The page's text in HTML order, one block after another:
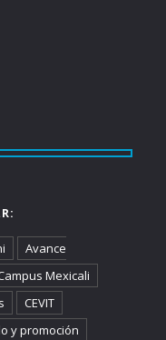
Avance
Mexicali
CEVIT
y promoción